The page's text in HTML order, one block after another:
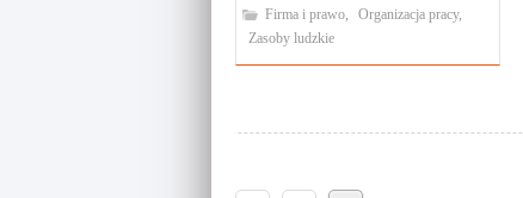
Firma i prawo, Organizacja pracy,
Zasoby ludzkie